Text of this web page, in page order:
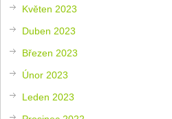
Květen 2023
Duben 2023
Březen 2023
Únor 2023
Leden 2023